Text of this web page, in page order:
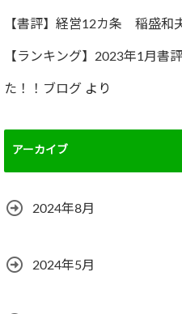
【書評】経営12カ条 稲盛和
【ランキング】2023年1月書
た！！ブログ より
アーカイブ
2024年8月
2024年5月